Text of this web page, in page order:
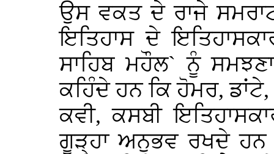
ਉਸ ਵਕਤ ਦੇ ਰਾਜੇ
ਇਤਿਹਾਸ ਦੇ
ਸਾਹਿਬ ਮਹੌਲ` ਨੂੰ
ਕਹਿੰਦੇ ਹਨ ਕਿ ਹੋਮਰ,
ਕਵੀ, ਕਸਬੀ
ਗੂੜ੍ਹਾ ਅਨੁਭਵ ਰਖਦੇ